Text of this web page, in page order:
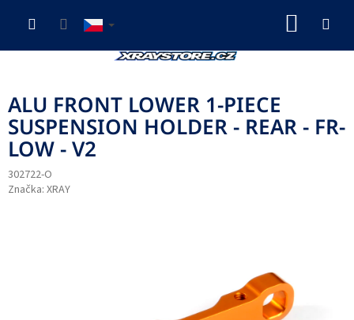
ALU FRONT LOWER 1-PIECE
SUSPENSION HOLDER - REAR - FR-
LOW - V2
302722-O
Značka: XRAY